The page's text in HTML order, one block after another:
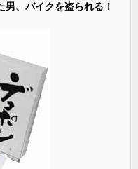
男、バイクを盗られる！